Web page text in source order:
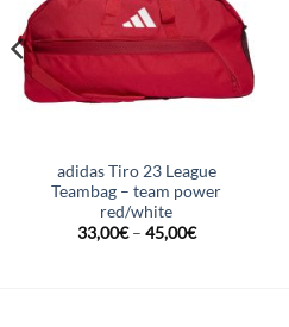
adidas Tiro 23 League
Teambag – team power
red/white
33,00€– 45,00€